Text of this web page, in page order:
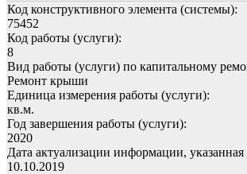
Код конструктивного элемента (системы):
75452
Код работы (услуги):
8
Вид работы (услуги) по капитальному
Ремонт крыши
Единица измерения работы (услуги):
кв.м.
Год завершения работы (услуги):
2020
Дата актуализации информации, указанная
10.10.2019